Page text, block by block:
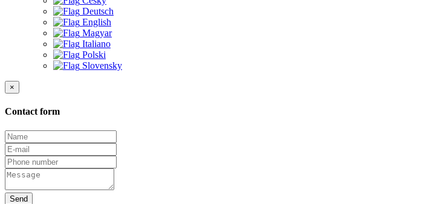
Deutsch
English
Magyar
Italiano
Polski
Slovensky
×
Contact form
Send